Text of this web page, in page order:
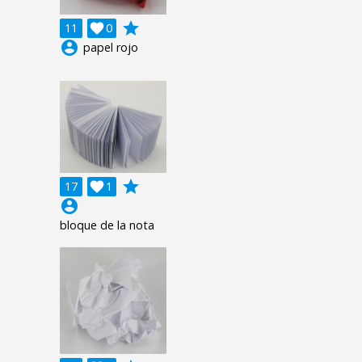
11 0

grade
account_circle papel rojo
17 1

grade
account_circle
bloque de la nota